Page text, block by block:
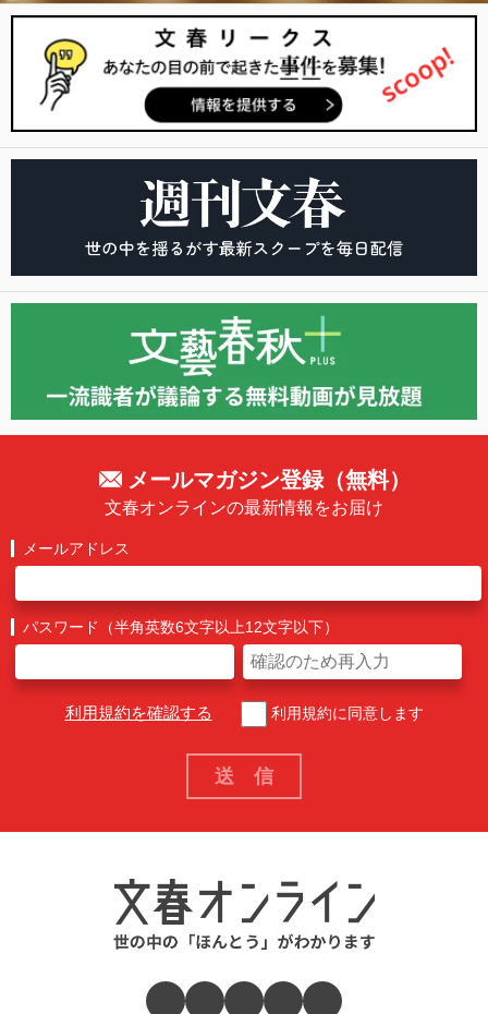
メールマガジン登録（無料）
文春オンラインの最新情報をお届け
メールアドレス
パスワード（半角英数6文字以上12文字以下）
利用規約を確認する 利用規約に同意します